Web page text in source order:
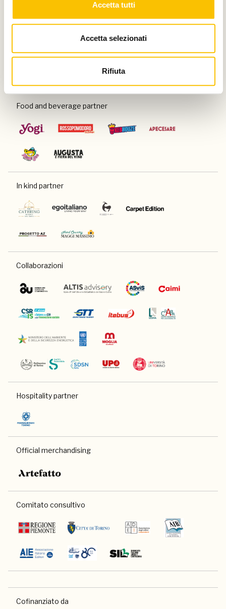
Accetta tutti
Accetta selezionati
Rifiuta
Con il patrocinio di
Food and beverage partner
In kind partner
Collaborazioni
Hospitality partner
Official merchandising
Comitato consultivo
Cofinanziato da